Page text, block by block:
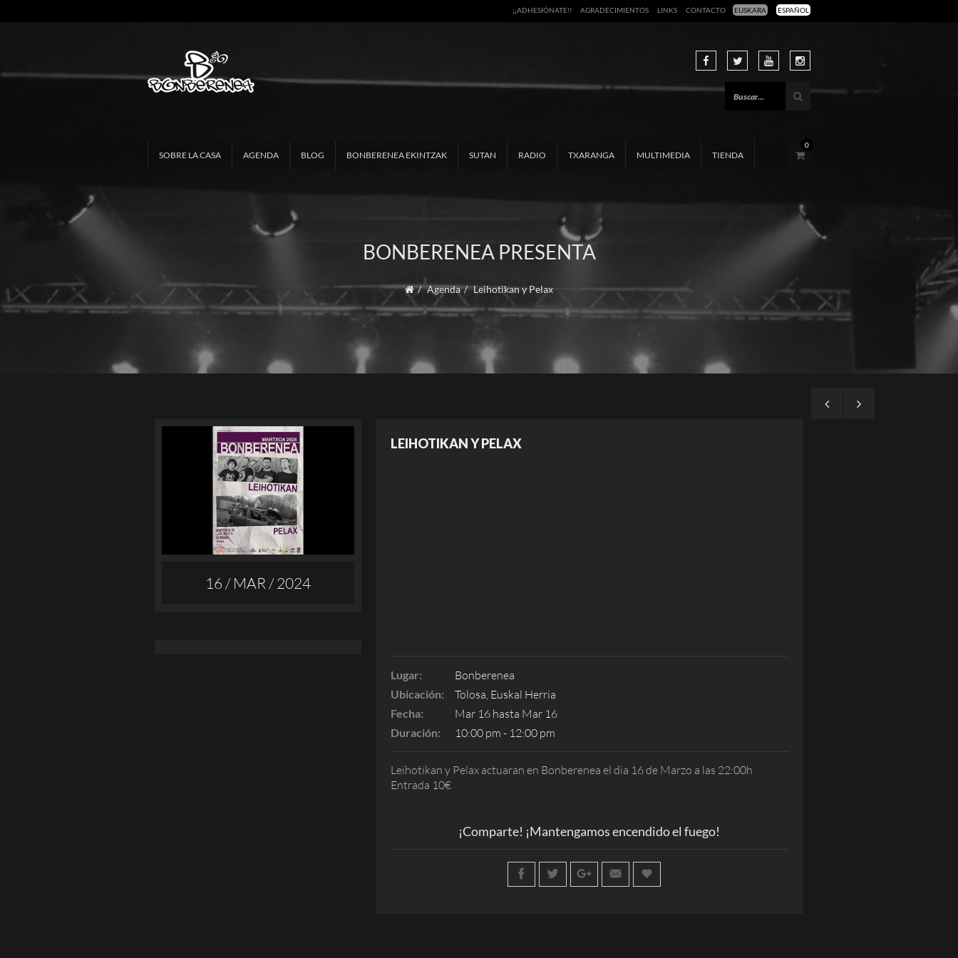
EUSKARA ESPAÑOL
¡¡ADHESIÓNATE!! AGRADECIMIENTOS LINKS CONTACTO
SOBRE LA CASA AGENDA BLOG BONBERENEA EKINTZAK SUTAN RADIO TXARANGA MULTIMEDIA TIENDA
0
BONBERENEA PRESENTA
Agenda Leihotikan y Pelax
16 / MAR / 2024
LEIHOTIKAN Y PELAX
Lugar: Bonberenea
Ubicación: Tolosa, Euskal Herria
Fecha: Mar 16 hasta Mar 16
Duración: 10:00 pm - 12:00 pm
Leihotikan y Pelax actuaran en Bonberenea el dia 16 de Marzo a las 22:00h
Entrada 10€
¡Comparte! ¡Mantengamos encendido el fuego!